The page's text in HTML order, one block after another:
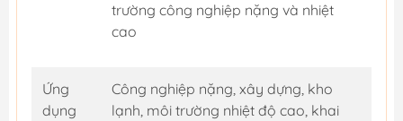
trường công nghiệp nặng và nhiệt
cao
Ứng
dụng
Công nghiệp nặng, xây dựng, kho
lạnh, môi trường nhiệt độ cao, khai